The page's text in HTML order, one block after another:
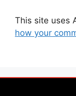
This site uses
how your